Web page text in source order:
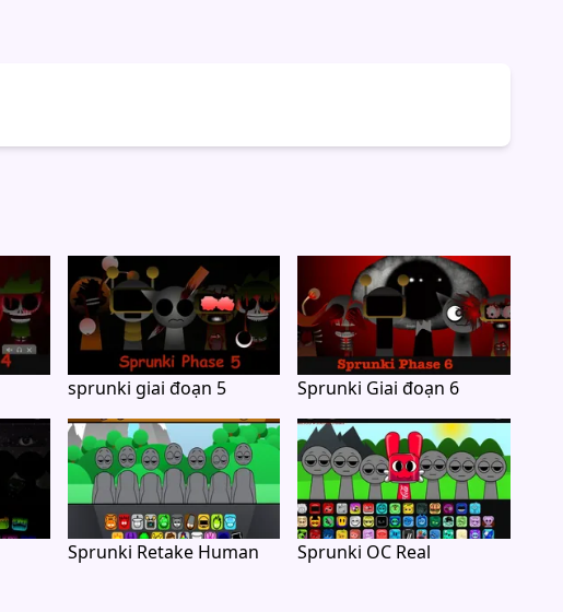
sprunki giai đoạn 5 Sprunki Giai đoạn 6
Sprunki Retake Human Sprunki OC Real